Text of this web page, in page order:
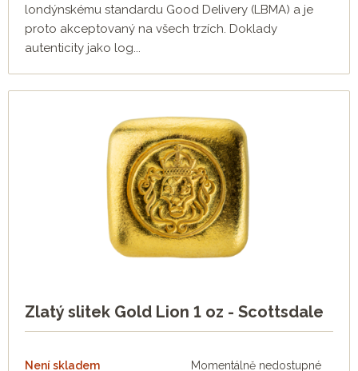
londýnskému standardu Good Delivery (LBMA) a je
proto akceptovaný na všech trzích. Doklady
autenticity jako log...
Zlatý slitek Gold Lion 1 oz - Scottsdale
Není skladem Momentálně nedostupné